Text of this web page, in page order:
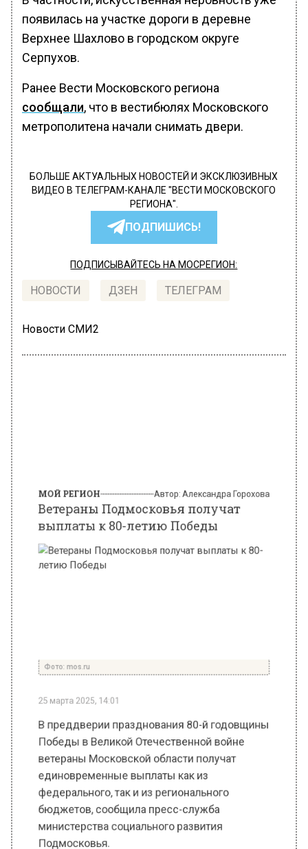
появилась на участке дороги в деревне
Верхнее Шахлово в городском округе
Серпухов.
Ранее Вести Московского региона
сообщали, что в вестибюлях Московского
метрополитена начали снимать двери.
БОЛЬШЕ АКТУАЛЬНЫХ НОВОСТЕЙ И ЭКСКЛЮЗИВНЫХ
ВИДЕО В ТЕЛЕГРАМ-КАНАЛЕ "ВЕСТИ МОСКОВСКОГО
РЕГИОНА".
ПОДПИШИСЬ!
ПОДПИСЫВАЙТЕСЬ НА МОСРЕГИОН:
НОВОСТИ ДЗЕН ТЕЛЕГРАМ
Новости СМИ2
В преддверии празднования 80-й годовщины
ветераны Московской области получат
единовременные выплаты как из
федерального, так и из регионального
бюджетов, сообщила пресс-служба
министерства социального развития
Подмосковья.
Размер региональной выплаты составит от